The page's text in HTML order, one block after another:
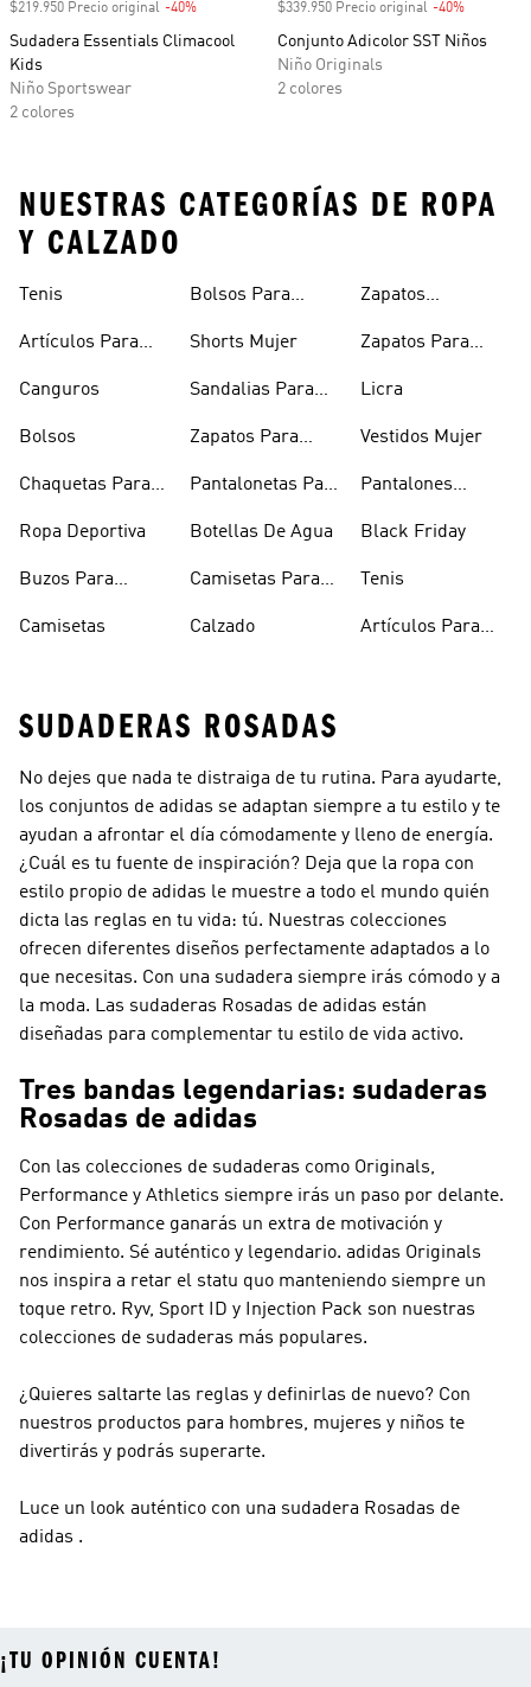
$219.950 Precio original -40%
Sudadera Essentials Climacool
Kids
Niño Sportswear
2 colores
$339.950 Precio original -40%
Conjunto Adicolor SST Niños
Niño Originals
2 colores
NUESTRAS CATEGORÍAS DE ROPA
Y CALZADO
Tenis
Artículos Para
Canguros
Bolsos
Chaquetas Para
Ropa Deportiva
Buzos Para
Camisetas
Bolsos Para
Shorts Mujer
Sandalias Para
Zapatos Para
Pantalonetas Para
Botellas De Agua
Camisetas Para
Calzado
Zapatos
Zapatos Para
Licra
Vestidos Mujer
Pantalones
Black Friday
Tenis
Artículos Para
SUDADERAS ROSADAS
No dejes que nada te distraiga de tu rutina. Para ayudarte,
los conjuntos de adidas se adaptan siempre a tu estilo y te
ayudan a afrontar el día cómodamente y lleno de energía.
¿Cuál es tu fuente de inspiración? Deja que la ropa con
estilo propio de adidas le muestre a todo el mundo quién
dicta las reglas en tu vida: tú. Nuestras colecciones
ofrecen diferentes diseños perfectamente adaptados a lo
que necesitas. Con una sudadera siempre irás cómodo y a
la moda. Las sudaderas Rosadas de adidas están
diseñadas para complementar tu estilo de vida activo.
Tres bandas legendarias: sudaderas
Rosadas de adidas
Con las colecciones de sudaderas como Originals,
Performance y Athletics siempre irás un paso por delante.
Con Performance ganarás un extra de motivación y
rendimiento. Sé auténtico y legendario. adidas Originals
nos inspira a retar el statu quo manteniendo siempre un
toque retro. Ryv, Sport ID y Injection Pack son nuestras
colecciones de sudaderas más populares.
¿Quieres saltarte las reglas y definirlas de nuevo? Con
nuestros productos para hombres, mujeres y niños te
divertirás y podrás superarte.
Luce un look auténtico con una sudadera Rosadas de
adidas .
¡TU OPINIÓN CUENTA!